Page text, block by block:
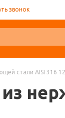
звонок
стали AISI 316
из